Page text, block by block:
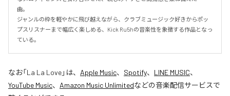
曲。
ジャンルの枠を軽やかに飛び越えながら、クラブミュージック好きからポッ
プスリスナーまで幅広く楽しめる、Kick Ru5hの音楽性を象徴する作品となっ
ている。
なお「La La Love」は、 Apple Music、 Spotify、 LINE MUSIC、
YouTube Music、 Amazon Music Unlimitedなどの音楽配信サービスで